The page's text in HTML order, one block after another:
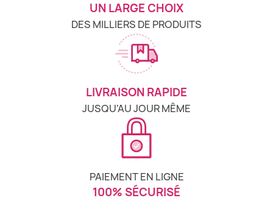
UN LARGE CHOIX
DES MILLIERS DE PRODUITS
LIVRAISON RAPIDE
JUSQU'AU JOUR MÊME
PAIEMENT EN LIGNE
100% SÉCURISÉ